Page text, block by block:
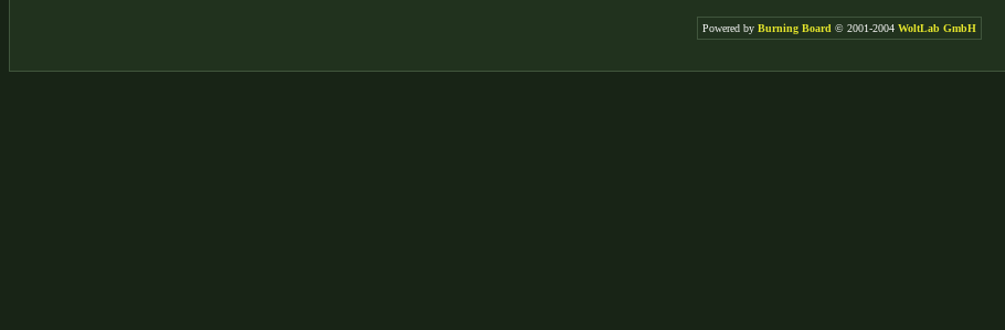
Powered by Burning Board © 2001-2004 WoltLab GmbH